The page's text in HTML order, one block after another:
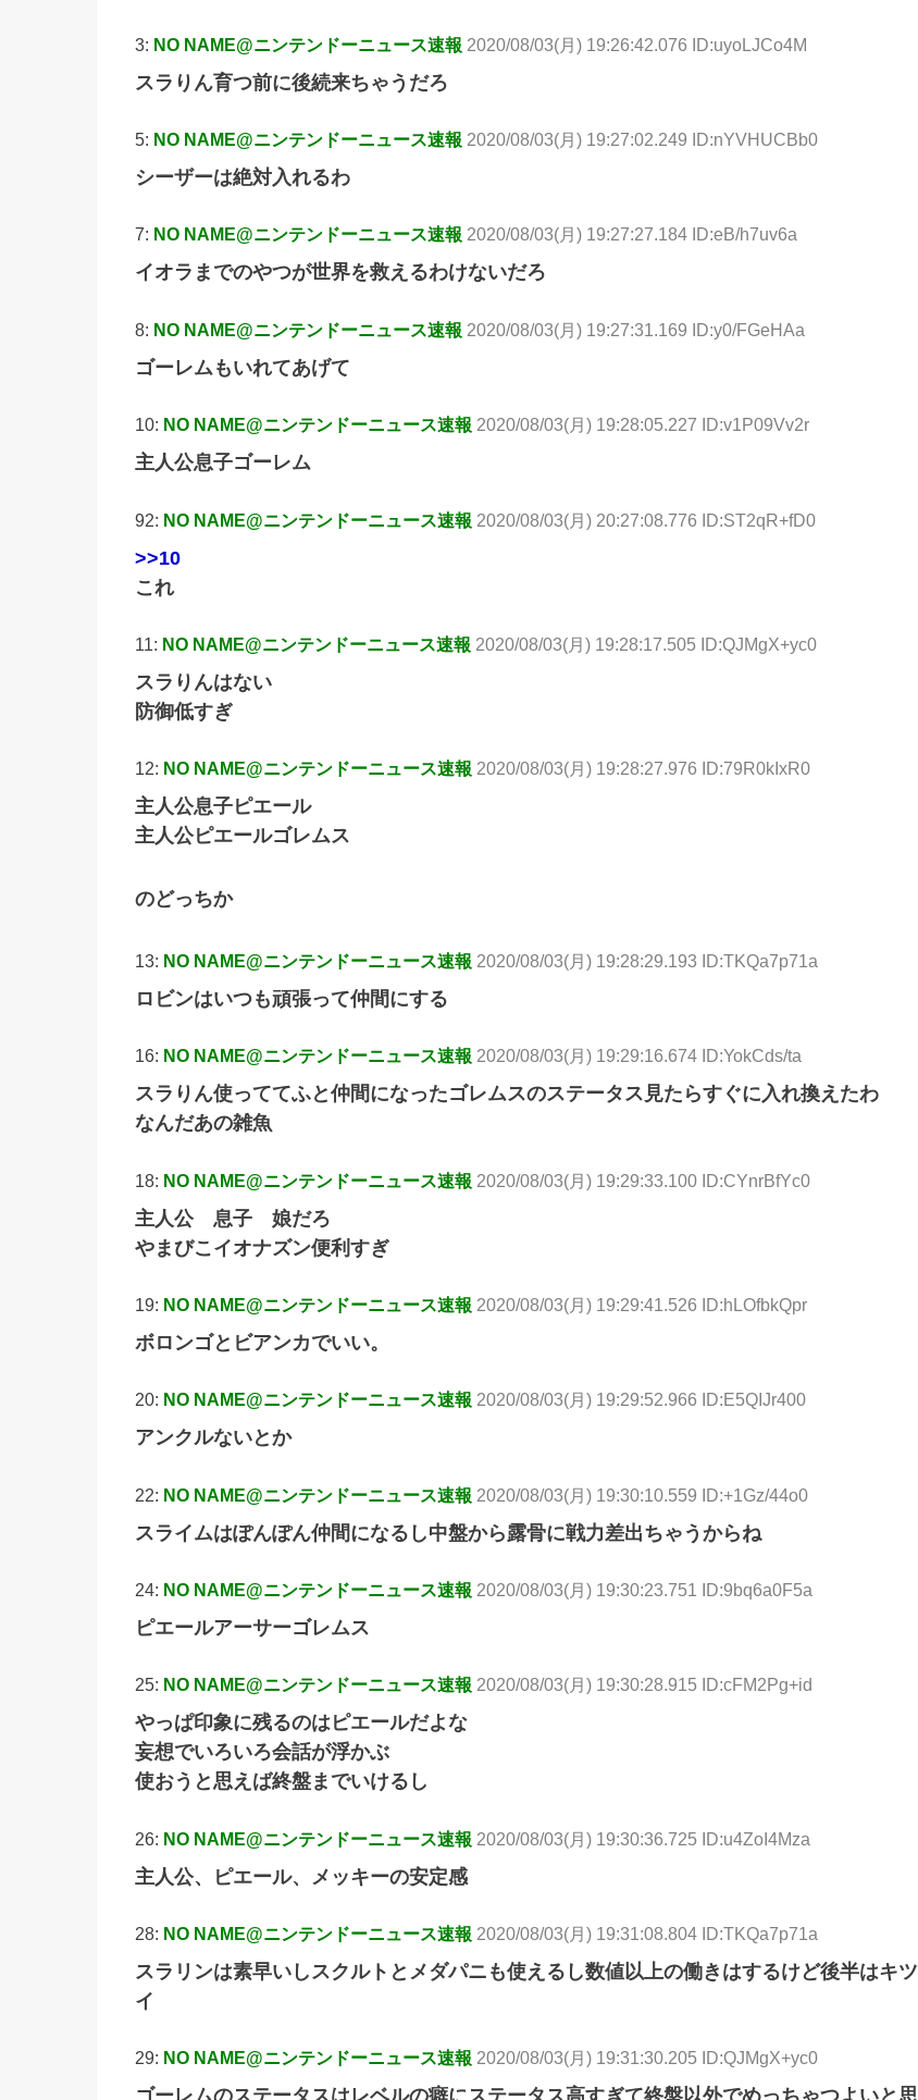
3: NO NAME@ニンテンドーニュース速報 2020/08/03(月) 19:26:42.076 ID:uyoLJCo4M
スラりん育つ前に後続来ちゃうだろ
5: NO NAME@ニンテンドーニュース速報 2020/08/03(月) 19:27:02.249 ID:nYVHUCBb0
シーザーは絶対入れるわ
7: NO NAME@ニンテンドーニュース速報 2020/08/03(月) 19:27:27.184 ID:eB/h7uv6a
イオラまでのやつが世界を救えるわけないだろ
8: NO NAME@ニンテンドーニュース速報 2020/08/03(月) 19:27:31.169 ID:y0/FGeHAa
ゴーレムもいれてあげて
10: NO NAME@ニンテンドーニュース速報 2020/08/03(月) 19:28:05.227 ID:v1P09Vv2r
主人公息子ゴーレム
92: NO NAME@ニンテンドーニュース速報 2020/08/03(月) 20:27:08.776 ID:ST2qR+fD0
>>10
これ
11: NO NAME@ニンテンドーニュース速報 2020/08/03(月) 19:28:17.505 ID:QJMgX+yc0
スラりんはない
防御低すぎ
12: NO NAME@ニンテンドーニュース速報 2020/08/03(月) 19:28:27.976 ID:79R0kIxR0
主人公息子ピエール
主人公ピエールゴレムス
のどっちか
13: NO NAME@ニンテンドーニュース速報 2020/08/03(月) 19:28:29.193 ID:TKQa7p71a
ロビンはいつも頑張って仲間にする
16: NO NAME@ニンテンドーニュース速報 2020/08/03(月) 19:29:16.674 ID:YokCds/ta
スラりん使っててふと仲間になったゴレムスのステータス見たらすぐに入れ換えたわ
なんだあの雑魚
18: NO NAME@ニンテンドーニュース速報 2020/08/03(月) 19:29:33.100 ID:CYnrBfYc0
主人公 息子 娘だろ
やまびこイオナズン便利すぎ
19: NO NAME@ニンテンドーニュース速報 2020/08/03(月) 19:29:41.526 ID:hLOfbkQpr
ボロンゴとビアンカでいい。
20: NO NAME@ニンテンドーニュース速報 2020/08/03(月) 19:29:52.966 ID:E5QIJr400
アンクルないとか
22: NO NAME@ニンテンドーニュース速報 2020/08/03(月) 19:30:10.559 ID:+1Gz/44o0
スライムはぽんぽん仲間になるし中盤から露骨に戦力差出ちゃうからね
24: NO NAME@ニンテンドーニュース速報 2020/08/03(月) 19:30:23.751 ID:9bq6a0F5a
ピエールアーサーゴレムス
25: NO NAME@ニンテンドーニュース速報 2020/08/03(月) 19:30:28.915 ID:cFM2Pg+id
やっぱ印象に残るのはピエールだよな
妄想でいろいろ会話が浮かぶ
使おうと思えば終盤までいけるし
26: NO NAME@ニンテンドーニュース速報 2020/08/03(月) 19:30:36.725 ID:u4ZoI4Mza
主人公、ピエール、メッキーの安定感
28: NO NAME@ニンテンドーニュース速報 2020/08/03(月) 19:31:08.804 ID:TKQa7p71a
スラリンは素早いしスクルトとメダパニも使えるし数値以上の働きはするけど後半はキツ
イ
29: NO NAME@ニンテンドーニュース速報 2020/08/03(月) 19:31:30.205 ID:QJMgX+yc0